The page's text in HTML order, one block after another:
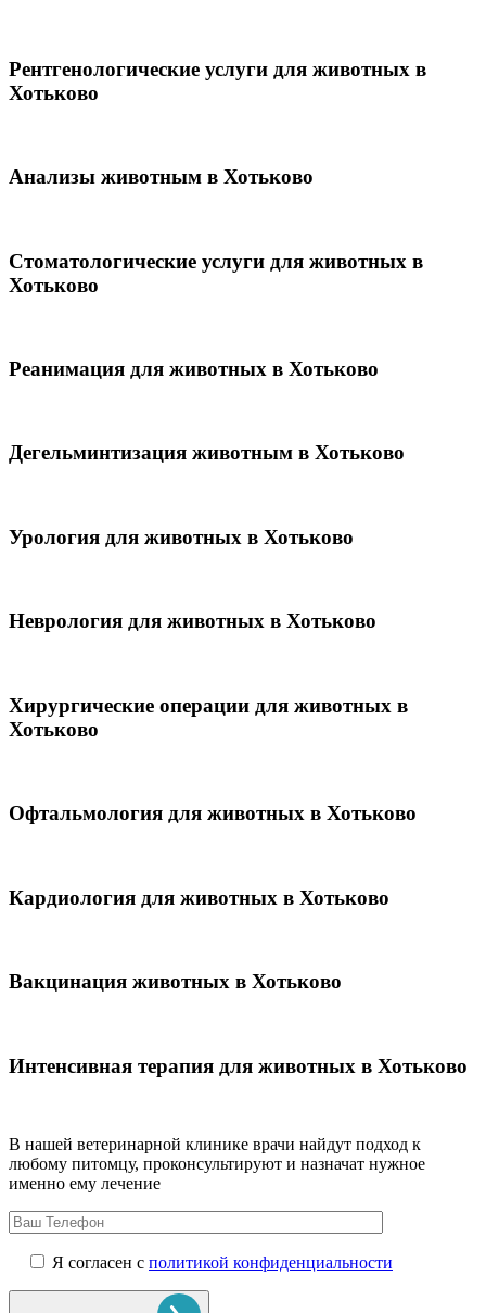
Рентгенологические услуги для животных в
Хотьково
Анализы животным в Хотьково
Стоматологические услуги для животных в
Хотьково
Реанимация для животных в Хотьково
Дегельминтизация животным в Хотьково
Урология для животных в Хотьково
Неврология для животных в Хотьково
Хирургические операции для животных в
Хотьково
Офтальмология для животных в Хотьково
Кардиология для животных в Хотьково
Вакцинация животных в Хотьково
Интенсивная терапия для животных в Хотьково
В нашей ветеринарной клинике врачи найдут подход к
любому питомцу, проконсультируют и назначат нужное
именно ему лечение
Я согласен с политикой конфиденциальности